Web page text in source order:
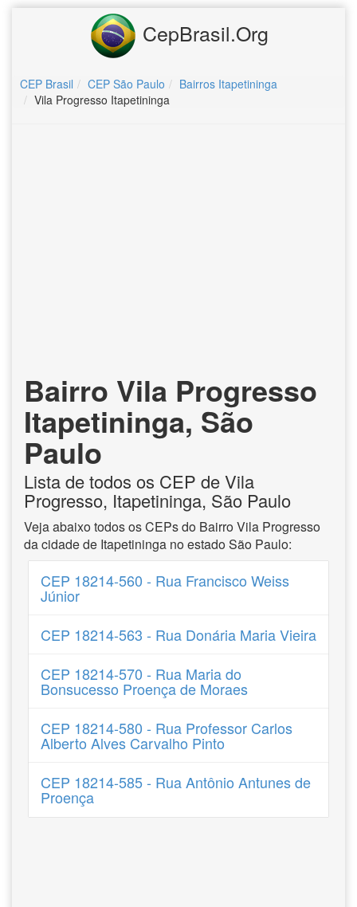
CepBrasil.Org
CEP Brasil CEP São Paulo
Bairros Itapetininga
Vila Progresso Itapetininga
Bairro Vila Progresso
Itapetininga, São
Paulo
Lista de todos os CEP de Vila
Progresso, Itapetininga, São Paulo
Veja abaixo todos os CEPs do Bairro Vila Progresso
da cidade de Itapetininga no estado São Paulo:
CEP 18214-560 - Rua Francisco Weiss
Júnior
CEP 18214-563 - Rua Donária Maria Vieira
CEP 18214-570 - Rua Maria do
Bonsucesso Proença de Moraes
CEP 18214-580 - Rua Professor Carlos
Alberto Alves Carvalho Pinto
CEP 18214-585 - Rua Antônio Antunes de
Proença